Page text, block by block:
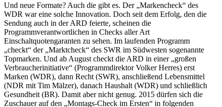
Und neue Formate? Auch die gibt es. Der „Markencheck“ des
WDR war eine solche Innovation. Doch seit dem Erfolg, den die
Sendung auch in der ARD feierte, scheinen die
Programmverantwortlichen in Checks aller Art
Einschaltquotengaranten zu sehen. Im laufenden Programm
„checkt“ der „Marktcheck“ des SWR im Südwesten sogenannte
Topmarken. Und ab August checkt die ARD in einer „großen
Verbraucherinitiative“ (Programmdirektor Volker Herres) erst
Marken (WDR), dann Recht (SWR), anschließend Lebensmittel
(NDR mit Tim Mälzer), danach Haushalt (WDR) und schließlich
Gesundheit (BR). Damit aber nicht genug. 2015 dürfen sich die
Zuschauer auf den „Montags-Check im Ersten“ in folgenden